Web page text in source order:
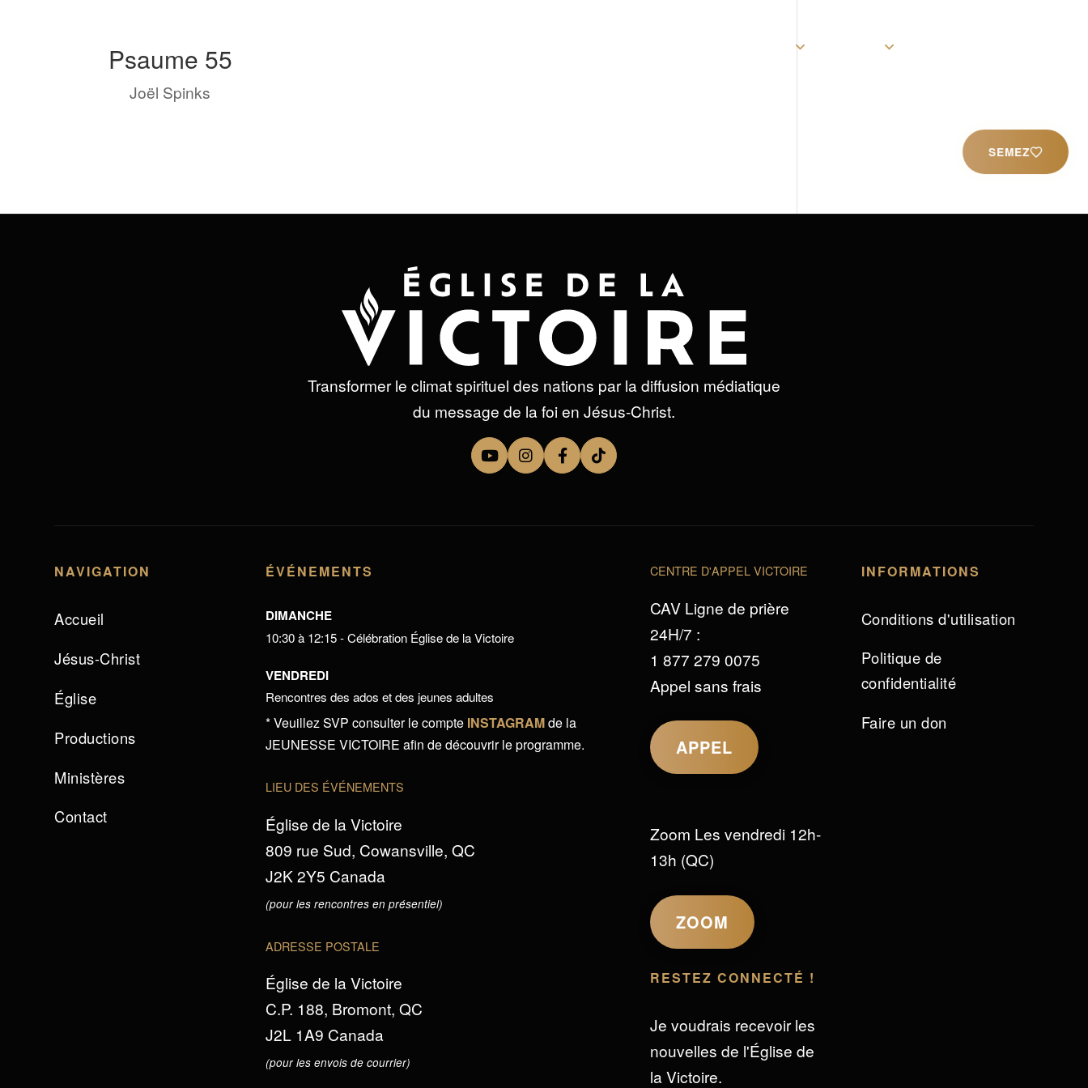
SEMEZ
Psaume 55
byJoël Spinks
Transformer le climat spirituel des nations par la diffusion médiatique
du message de la foi en Jésus-Christ.
NAVIGATION
Accueil
Jésus-Christ
Église
Productions
Ministères
Contact
ÉVÉNEMENTS
DIMANCHE
10:30 à 12:15 - Célébration Église de la Victoire
VENDREDI
Rencontres des ados et des jeunes adultes
* Veuillez SVP consulter le compte INSTAGRAMde la
JEUNESSE VICTOIRE afin de découvrir le programme.
LIEU DES ÉVÉNEMENTS
Église de la Victoire
809 rue Sud, Cowansville, QC
J2K 2Y5 Canada
(pour les rencontres en présentiel)
ADRESSE POSTALE
Église de la Victoire
C.P. 188, Bromont, QC
J2L 1A9 Canada
(pour les envois de courrier)
CENTRE D'APPEL VICTOIRE
CAV Ligne de prière
24H/7 :
1 877 279 0075
Appel sans frais
APPEL
Zoom Les vendredi 12h-
13h (QC)
ZOOM
RESTEZ CONNECTÉ !
Je voudrais recevoir les
nouvelles de l'Église de
la Victoire.
INFORMATIONS
Conditions d'utilisation
Politique de
confidentialité
Faire un don